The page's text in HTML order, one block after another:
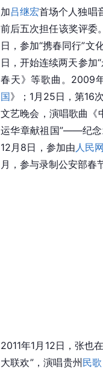
加吕继宏首场个人独唱
前后五次担任该奖评
日，参加“携春同行”文
日，开始连续两天参
春天》等歌曲。2009
国》；1月25日，第16
文艺晚会，演唱歌曲《
运华章献祖国”——纪念
12月8日，参加由 人民
月，参与录制公安部春
2011年1月12日，张也
大联欢”，演唱贵州民歌